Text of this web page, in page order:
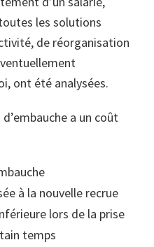
les solutions
de réorganisation
ont été analysées.
a un coût
à la nouvelle recrue
lors de la prise
temps